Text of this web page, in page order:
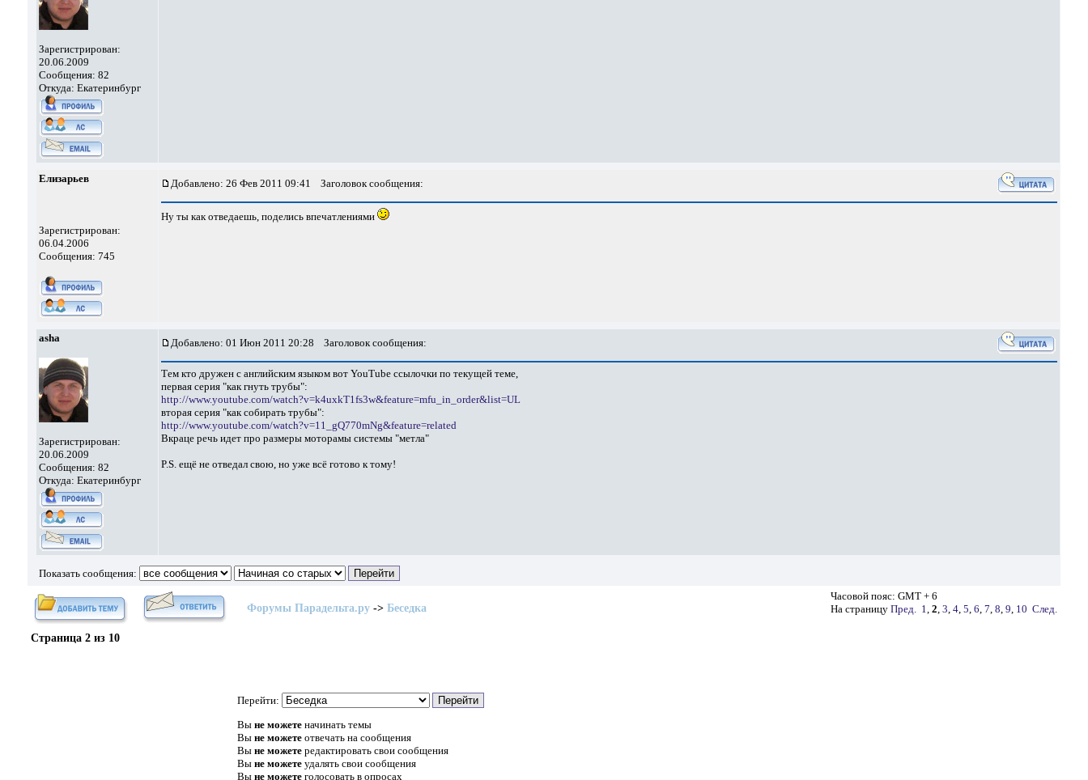
Зарегистрирован:
20.06.2009
Сообщения: 82
Откуда: Екатеринбург
Елизарьев
Зарегистрирован:
06.04.2006
Сообщения: 745
Добавлено: 26 Фев 2011 09:41 Заголовок сообщения:
Ну ты как отведаешь, поделись впечатлениями
asha
Зарегистрирован:
20.06.2009
Сообщения: 82
Откуда: Екатеринбург
Добавлено: 01 Июн 2011 20:28 Заголовок сообщения:
Тем кто дружен с английским языком вот YouTube ссылочки по текущей теме,
первая серия "как гнуть трубы":
http://www.youtube.com/watch?v=k4uxkT1fs3w&feature=mfu_in_order&list=UL
вторая серия "как собирать трубы":
http://www.youtube.com/watch?v=11_gQ770mNg&feature=related
Вкраце речь идет про размеры моторамы системы "метла"
P.S. ещё не отведал свою, но уже всё готово к тому!
Показать сообщения:
Форумы Парадельта.ру -> Беседка
Часовой пояс: GMT + 6
На страницу Пред. 1, 2, 3, 4, 5, 6, 7, 8, 9, 10 След.
Страница 2 из 10
Перейти:
Вы не можете начинать темы
Вы не можете отвечать на сообщения
Вы не можете редактировать свои сообщения
Вы не можете удалять свои сообщения
Вы не можете голосовать в опросах